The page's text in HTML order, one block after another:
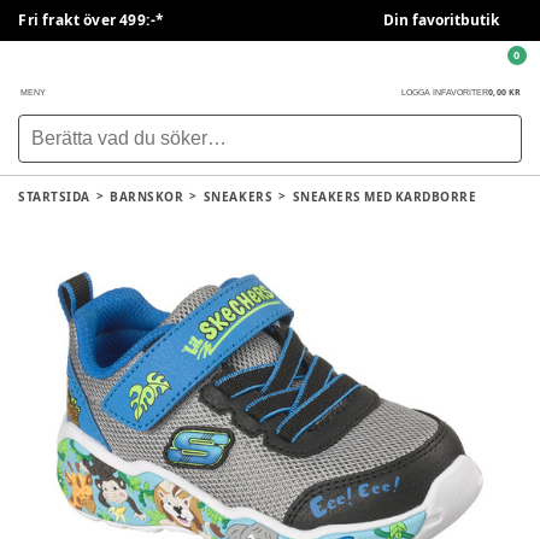
Fri frakt över 499:-* Din favoritbutik
MENY LOGGA IN FAVORITER0,00 KR
0
STARTSIDA BARNSKOR SNEAKERS SNEAKERS MED KARDBORRE